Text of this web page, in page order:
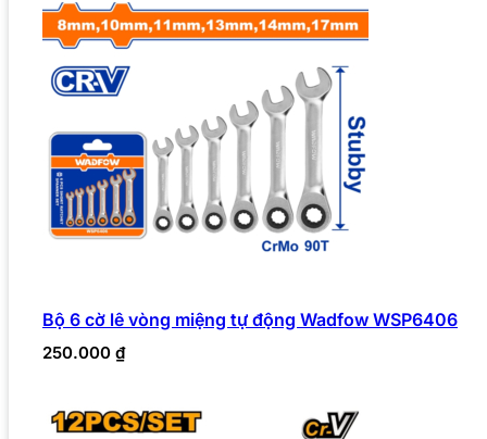
Bộ 6 cờ lê vòng miệng tự động Wadfow WSP6406
250.000 ₫